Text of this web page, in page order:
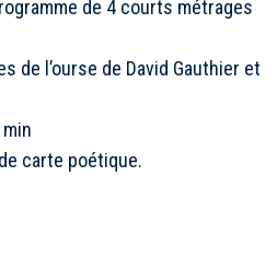
de 4 courts métrages
de l’ourse de David Gauthier et
carte poétique.